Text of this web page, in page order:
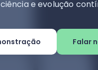
e evolução
Falar